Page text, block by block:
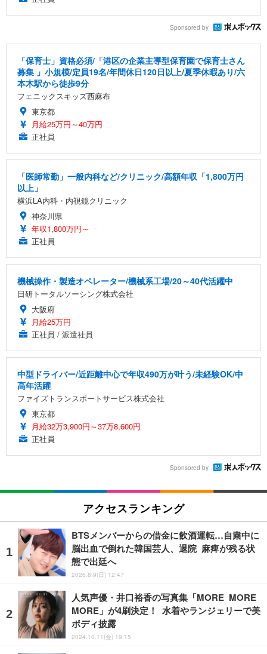
Sponsored by
「保育士」資格必須/「港区の企業主導型保育園で保育士さん
募集 」小規模/定員19名/年間休日120日以上/夏季休暇あり/六
本木駅から徒歩9分
フェニックスキッズ西麻布
東京都
月給25万円～40万円
正社員
「医師常勤」一般内科など/クリニック/高額年収「1,800万円
以上」
横浜LA内科・内視鏡クリニック
神奈川県
年収1,800万円～
正社員
機械操作・製造オペレーター/機械系工場/20～40代活躍中
日研トータルソーシング株式会社
大阪府
月給25万円
正社員 / 派遣社員
中型ドライバー/近距離中心で年収490万が叶う/未経験OK/中
高年活躍
ファイズトランスポートサービス株式会社
東京都
月給32万3,900円～37万8,600円
正社員
Sponsored by
アクセスランキング
BTSメンバーからの借金に飲酒運転…自粛中に
脳出血で倒れた韓国芸人、退院 麻痺が残る状
態で出廷へ
2026.8.9(日) 12:47
人気声優・井口裕香の写真集「MORE MORE
MORE」が4刷決定！ 水着やランジェリーで美
ボディ披露
2024.10.11(金) 19:15